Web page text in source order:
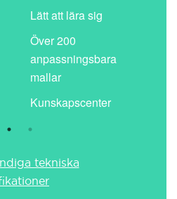
Lätt att lära sig
Över 200
anpassningsbara
mallar
Kunskapscenter
tekniska